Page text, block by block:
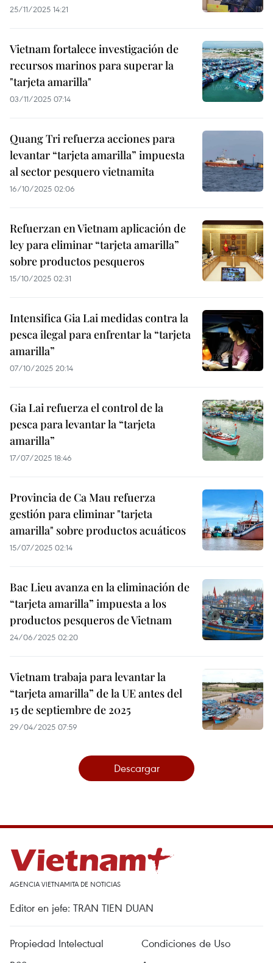
25/11/2025 14:21
Vietnam fortalece investigación de
recursos marinos para superar la
"tarjeta amarilla"
03/11/2025 07:14
Quang Tri refuerza acciones para
levantar “tarjeta amarilla” impuesta
al sector pesquero vietnamita
16/10/2025 02:06
Refuerzan en Vietnam aplicación de
ley para eliminar “tarjeta amarilla”
sobre productos pesqueros
15/10/2025 02:31
Intensifica Gia Lai medidas contra la
pesca ilegal para enfrentar la “tarjeta
amarilla”
07/10/2025 20:14
Gia Lai refuerza el control de la
pesca para levantar la “tarjeta
amarilla”
17/07/2025 18:46
Provincia de Ca Mau refuerza
gestión para eliminar "tarjeta
amarilla" sobre productos acuáticos
15/07/2025 02:14
Bac Lieu avanza en la eliminación de
“tarjeta amarilla” impuesta a los
productos pesqueros de Vietnam
24/06/2025 02:20
Vietnam trabaja para levantar la
“tarjeta amarilla” de la UE antes del
15 de septiembre de 2025
29/04/2025 07:59
Descargar
AGENCIA VIETNAMITA DE NOTICIAS
Editor en jefe: TRAN TIEN DUAN
Propiedad Intelectual
Condiciones de Uso